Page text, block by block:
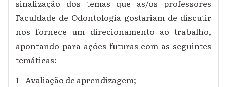
sinalização dos temas que as/os professores
Faculdade de Odontologia gostariam de discutir
nos fornece um direcionamento ao trabalho,
apontando para ações futuras com as seguintes
temáticas:
1 - Avaliação de aprendizagem;